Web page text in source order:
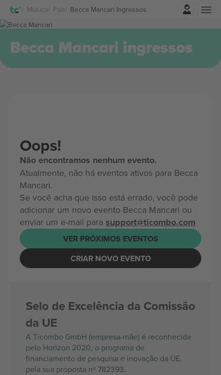
Música País Becca Mancari Ingressos
Entrar
Becca Mancari ingressos
Oops!
Não encontramos nenhum evento.
Atualmente, não há eventos ativos para Becca
Mancari.
Se você acha que isso está errado, você pode
adicionar um novo evento Becca Mancari ou
enviar um e-mail para support@ticombo.com
VER PRÓXIMOS EVENTOS
CRIAR NOVO EVENTO
Selo de Excelência da Comissão
da UE
A Ticombo GmbH (empresa-mãe) é reconhecida
pelo Horizon 2020, o programa de
financiamento de pesquisa e inovação da UE,
pela sua proposta nº 782393.